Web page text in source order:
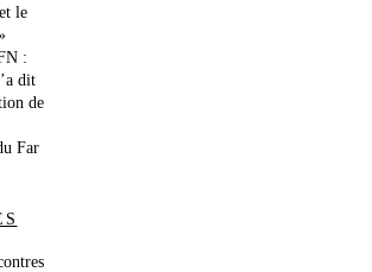
le
:
dit
de
Far